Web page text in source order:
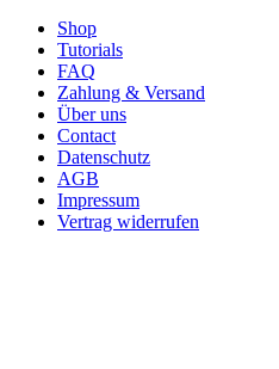
Shop
Tutorials
FAQ
Zahlung & Versand
Über uns
Contact
Datenschutz
AGB
Impressum
Vertrag widerrufen